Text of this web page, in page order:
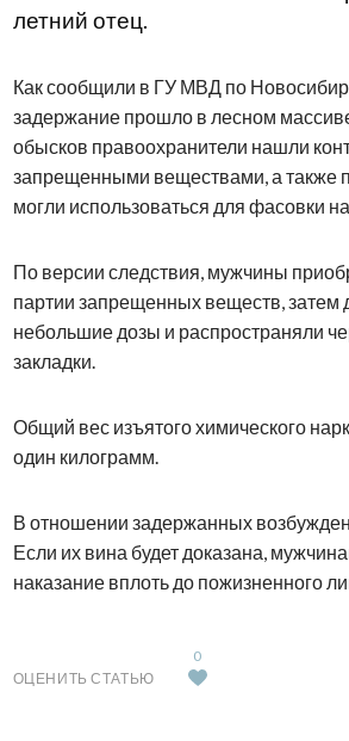
летний отец.
Как сообщили в ГУ МВД по
задержание прошло в лесном
обысков правоохранители нашли
запрещенными веществами, а также
могли использоваться для фасовки
По версии следствия, мужчины
партии запрещенных веществ, затем
небольшие дозы и распространяли
закладки.
Общий вес изъятого химического
один килограмм.
В отношении задержанных
Если их вина будет доказана,
наказание вплоть до пожизненного
ОЦЕНИТЬ СТАТЬЮ
0